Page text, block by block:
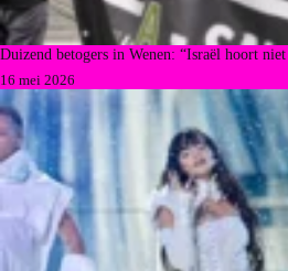
Duizend betogers in Wenen: “Israël hoort
16 mei 2026